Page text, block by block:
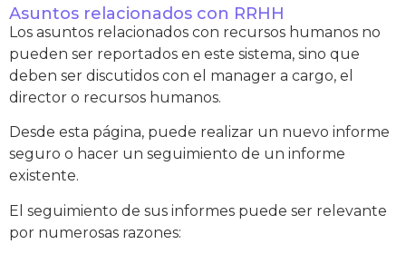
Asuntos relacionados con RRHH
Los asuntos relacionados con recursos humanos no
pueden ser reportados en este sistema, sino que
deben ser discutidos con el manager a cargo, el
director o recursos humanos.
Desde esta página, puede realizar un nuevo informe
seguro o hacer un seguimiento de un informe
existente.
El seguimiento de sus informes puede ser relevante
por numerosas razones: